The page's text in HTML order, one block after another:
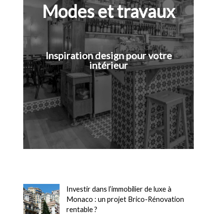
Modes et travaux
Inspiration design pour votre
intérieur
Investir dans l’immobilier de luxe à
Monaco : un projet Brico-Rénovation
rentable ?